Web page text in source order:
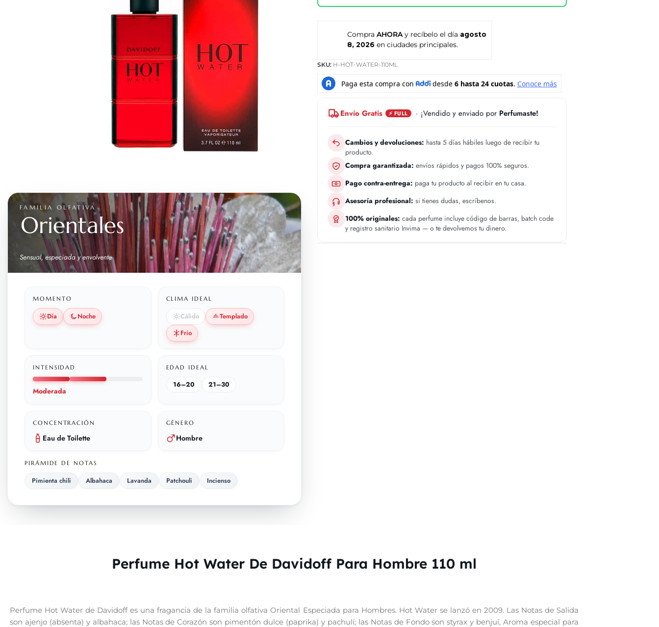
FAMILIA OLFATIVA
Orientales
Sensual, especiada y envolvente
MOMENTO
Día Noche
CLIMA IDEAL
Cálido
Templado
Frío
INTENSIDAD
Moderada
EDAD IDEAL
16–20 21–30
CONCENTRACIÓN
Eau de Toilette
GÉNERO
Hombre
PIRÁMIDE DE NOTAS
Pimienta chili Albahaca Lavanda Patchouli Incienso
Compra AHORAy recíbelo el día agosto
8, 2026 en ciudades principales.
SKU: H-HOT-WATER-110ML
Envío Gratis ⚡ FULL · ¡Vendido y enviado por Perfumaste!
Cambios y devoluciones: hasta 5 días hábiles luego de recibir tu
producto.
Compra garantizada: envíos rápidos y pagos 100% seguros.
Pago contra-entrega: paga tu producto al recibir en tu casa.
Asesoría profesional: si tienes dudas, escríbenos.
100% originales: cada perfume incluye código de barras, batch code
y registro sanitario Invima — o te devolvemos tu dinero.
Perfume Hot Water De Davidoff Para Hombre 110 ml
Perfume Hot Water de Davidoff es una fragancia de la familia olfativa Oriental Especiada para Hombres. Hot Water se lanzó en 2009. Las Notas de Salida
son ajenjo (absenta) y albahaca; las Notas de Corazón son pimentón dulce (paprika) y pachulí; las Notas de Fondo son styrax y benjuí, Aroma especial para